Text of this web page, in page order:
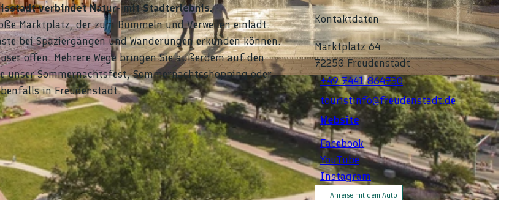
© Stadt Freudenstadt, Heike Butschkus
verbindet Natur- mit Stadterlebnis.
Marktplatz, der zum Bummeln und Verweilen einlädt.
bei Spaziergängen und Wanderungen erkunden können.
offen. Mehrere Wege bringen Sie außerdem auf den
unser Sommernachtsfest, Sommernachtsshopping oder
in Freudenstadt.
Kontaktdaten
Marktplatz 64
72250Freudenstadt
+49 7441 864730
touristinfo@freudenstadt.de
Website
Facebook
YouTube
Instagram
Anreise mit dem Auto